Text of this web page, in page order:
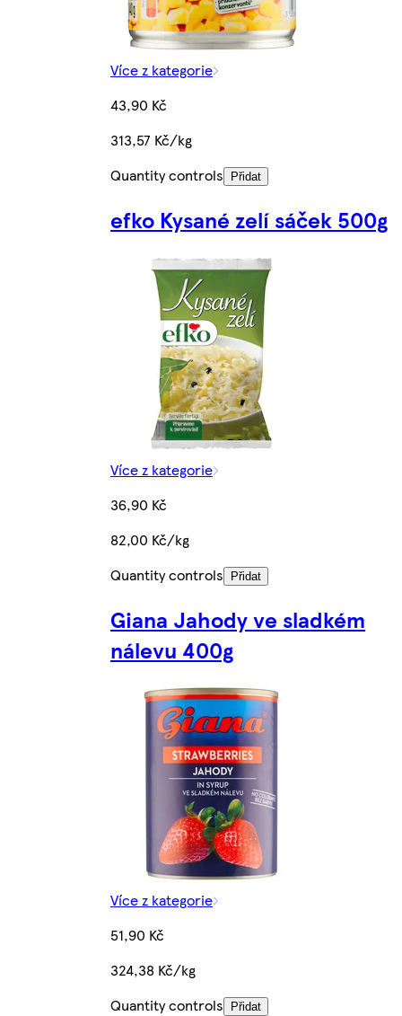
Více z kategorie
43,90 Kč
313,57 Kč/kg
Quantity controls
Přidat
efko Kysané zelí sáček 500g
Více z kategorie
36,90 Kč
82,00 Kč/kg
Quantity controls
Přidat
Giana Jahody ve sladkém
nálevu 400g
Více z kategorie
51,90 Kč
324,38 Kč/kg
Quantity controls
Přidat